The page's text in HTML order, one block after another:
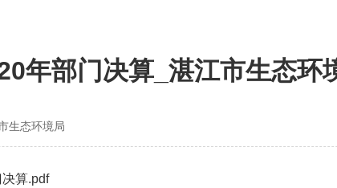
年部门决算_湛江市生态环
生态环境局
算.pdf